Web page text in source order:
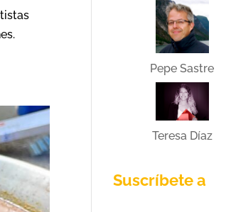
Pepe Sastre
Teresa Díaz
Suscríbete a